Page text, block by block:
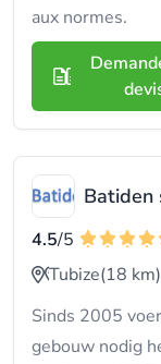
aux normes.
Batiden
4.5/5
Tubize(18 km)
Sinds 2005
gebouw nodig